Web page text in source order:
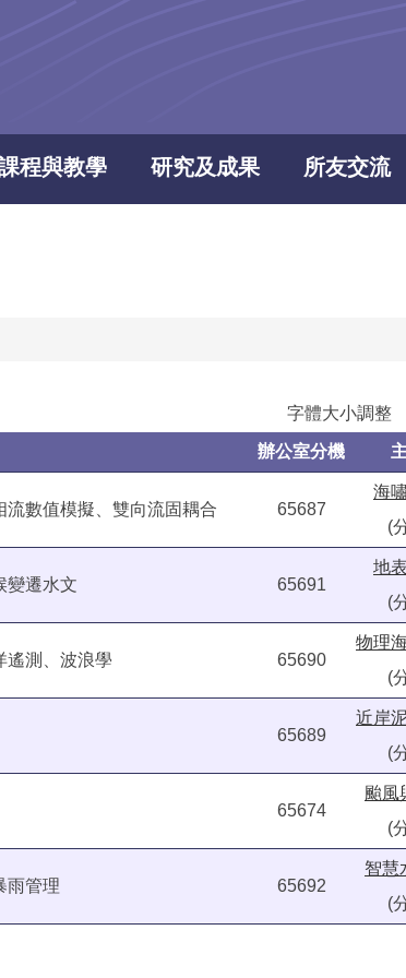
程與教學 研究及成果 所友交流
字體大小調整
辦公室分機
數值模擬、雙向流固耦合 65687
海
(
變遷水文 65691
地
(
遙測、波浪學 65690
物理
(
65689
近岸
(
65674
颱風
(
雨管理 65692
智慧
(